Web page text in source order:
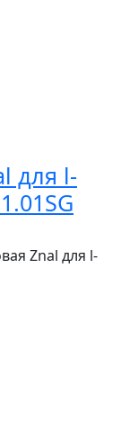
для l-
Znal для l-